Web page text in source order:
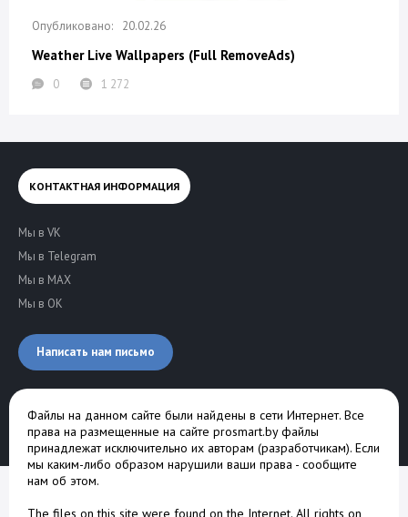
20.02.26
Weather Live Wallpapers (Full RemoveAds)
0 1 272
КОНТАКТНАЯ ИНФОРМАЦИЯ
Мы в VK
Мы в Telegram
Мы в MAX
Мы в OK
Написать нам письмо
Файлы на данном сайте были найдены в сети Интернет. Все
права на размещенные на сайте prosmart.by файлы
принадлежат исключительно их авторам (разработчикам). Если
мы каким-либо образом нарушили ваши права - сообщите
нам об этом.
The files on this site were found on the Internet. All rights on